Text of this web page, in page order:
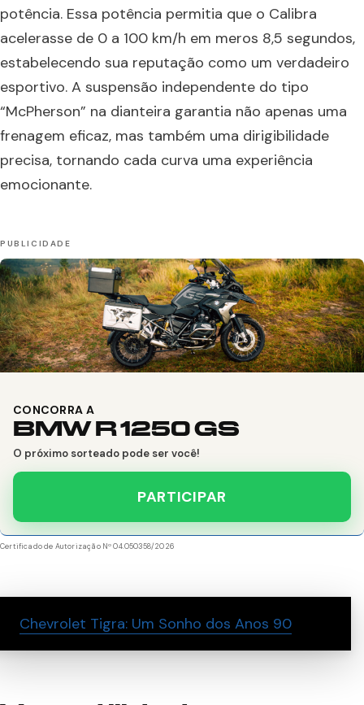
potência. Essa potência permitia que o Calibra
acelerasse de 0 a 100 km/h em meros 8,5 segundos,
estabelecendo sua reputação como um verdadeiro
esportivo. A suspensão independente do tipo
“McPherson” na dianteira garantia não apenas uma
frenagem eficaz, mas também uma dirigibilidade
precisa, tornando cada curva uma experiência
emocionante.
CONCORRA A
BMW R 1250 GS
O próximo sorteado pode ser você!
PARTICIPAR
Certificado de Autorização Nº 04.050358/2026
Chevrolet Tigra: Um Sonho dos Anos 90